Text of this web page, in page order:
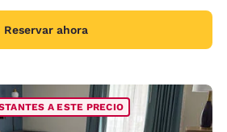
Reservar ahora
A ESTE PRECIO